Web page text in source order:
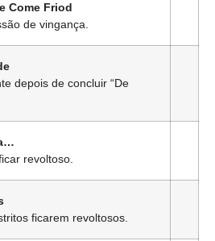
Come Friod
de vingança.
depois de concluir “De
revoltoso.
ficarem revoltosos.